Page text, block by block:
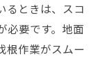
るときは、スコ
必要です。地面
根作業がスムー